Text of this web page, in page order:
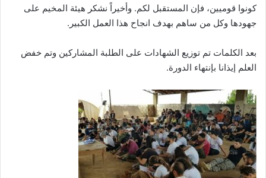
كونوا قوميين، فإن المستقبل لكم. وأخيراً نشكر هيئة المخيم على
جهودها وكل من ساهم بهدف انجاح هذا العمل الكبير.
بعد الكلمات تم توزيع الشهادات على الطلبة المشاركين وتم خفض
العلم إيذانا بإنتهاء الدورة.